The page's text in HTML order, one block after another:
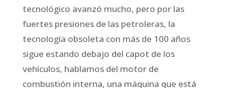
tecnológico avanzó mucho, pero por las
fuertes presiones de las petroleras, la
tecnología obsoleta con más de 100 años
sigue estando debajo del capot de los
vehículos, hablamos del motor de
combustión interna, una máquina que está